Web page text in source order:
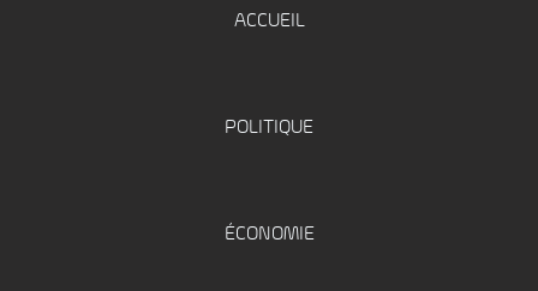
ACCUEIL
POLITIQUE
ÉCONOMIE